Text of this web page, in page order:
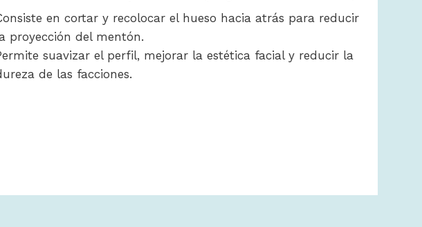
en cortar y recolocar el hueso hacia atrás para reducir
proyección del mentón.
suavizar el perfil, mejorar la estética facial y reducir la
de las facciones.